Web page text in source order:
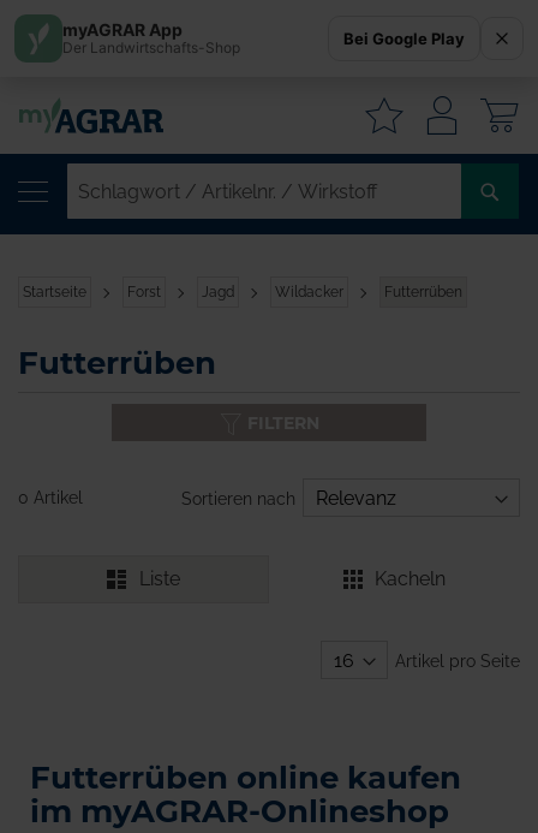
Startseite Forst Jagd Wildacker Futterrüben
Futterrüben
0 Artikel Sortieren nach
Liste Kacheln
Artikel pro Seite
Futterrüben online kaufen
im myAGRAR-Onlineshop
myAGRAR App
Der Landwirtschafts-Shop Bei Google Play